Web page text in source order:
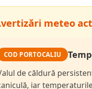
meteo
COD PORTOCALIU
de căldură
iar